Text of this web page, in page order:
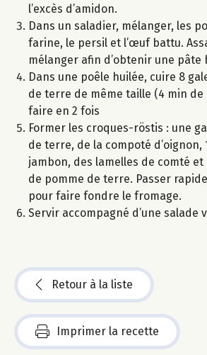
l’excès d’amidon.
Dans un saladier, mélanger, les
farine, le persil et l’œuf battu.
mélanger afin d’obtenir une pâte
Dans une poêle huilée, cuire 8
de terre de même taille (4 min de
faire en 2 fois
Former les croques-röstis : une
de terre, de la compoté
jambon, des lamelles de comté
de pomme de terre. Passer
pour faire fondre le fromage.
Servir accompagné d’une salade
Retour à la liste
Imprimer la recette